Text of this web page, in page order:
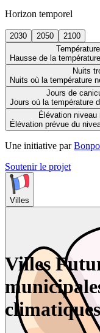
Horizon temporel
2030 2050
2100
Hausse de la
Nuits
Nuits où la température
Jours de
Jours où la température
Élévation niveau
Élévation prévue du
Une initiative par
Soutenir le projet
Villes
Villes
climatiques